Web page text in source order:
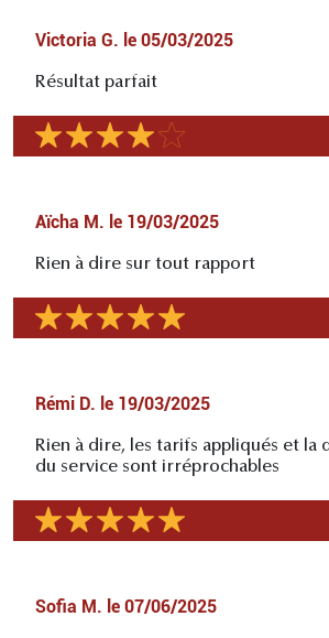
Victoria G. le 05/03/2025
Résultat parfait
Aïcha M. le 19/03/2025
Rien à dire sur tout rapport
Rémi D. le 19/03/2025
Rien à dire, les tarifs appliqués et la
du service sont irréprochables
Sofia M. le 07/06/2025